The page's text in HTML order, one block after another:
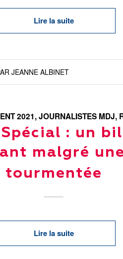
Lire la suite
JEANNE ALBINET
2021,JOURNALISTES MDJ,
Spécial : un
malgré
tourmentée
Lire la suite